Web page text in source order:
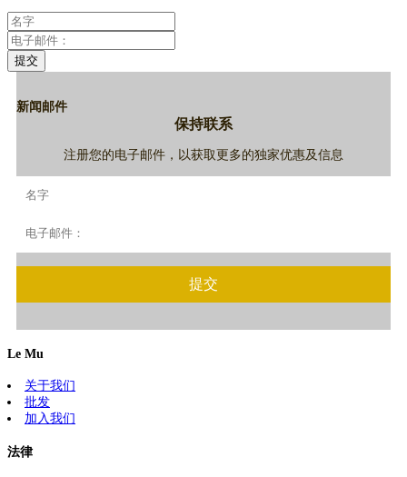
提交
新闻邮件
保持联系
注册您的电子邮件，以获取更多的独家优惠及信息
提交
Le Mu
关于我们
批发
加入我们
法律